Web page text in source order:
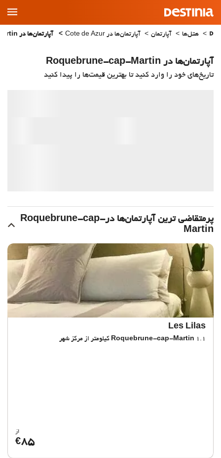
Main
Menu
هتل‌ها آپارتمان آپارتمان‌ها در Cote de Azur آپارتمان‌ها در Roquebrune-cap-Martin
آپارتمان‌ها در Roquebrune-cap-Martin
تاریخ‌های خود را وارد کنید تا بهترین قیمت‌ها را پیدا کنید
پرمتقاضی ترین آپارتمان‌‌ها درRoquebrune-cap-
Martin
Les Lilas
Roquebrune-cap-Martin 1.1 کیلومتر از مرکز شهر
از
€85